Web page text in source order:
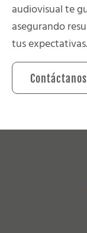
audiovisual te
asegurando
tus expectativas.
Contáctanos